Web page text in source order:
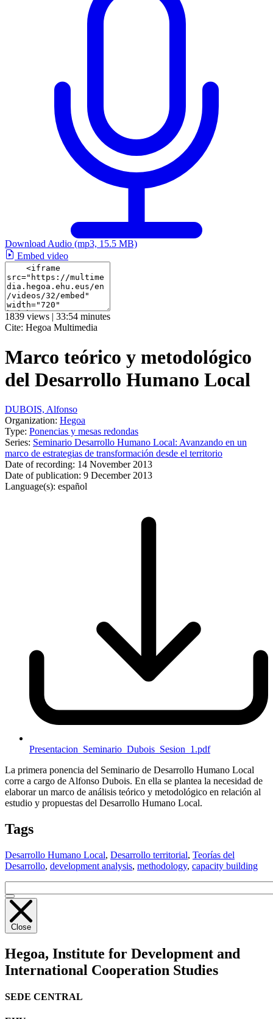
Download Audio (mp3, 15.5 MB)
Embed video
1839 views | 33:54 minutes
Cite: Hegoa Multimedia
Marco teórico y metodológico
del Desarrollo Humano Local
DUBOIS, Alfonso
Organization: Hegoa
Type: Ponencias y mesas redondas
Series: Seminario Desarrollo Humano Local: Avanzando en un
marco de estrategias de transformación desde el territorio
Date of recording: 14 November 2013
Date of publication: 9 December 2013
Language(s): español
Presentacion_Seminario_Dubois_Sesion_1.pdf
La primera ponencia del Seminario de Desarrollo Humano Local
corre a cargo de Alfonso Dubois. En ella se plantea la necesidad de
elaborar un marco de análisis teórico y metodológico en relación al
estudio y propuestas del Desarrollo Humano Local.
Tags
Desarrollo Humano Local, Desarrollo territorial, Teorías del
Desarrollo, development analysis, methodology, capacity building
Close
Hegoa, Institute for Development and
International Cooperation Studies
SEDE CENTRAL